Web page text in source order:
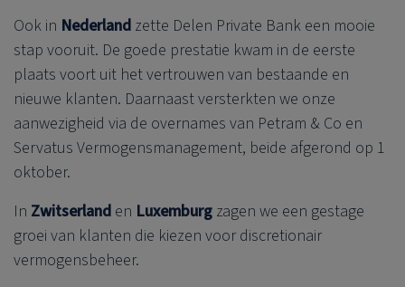
Ook in Nederland zette Delen Private Bank een mooie
stap vooruit. De goede prestatie kwam in de eerste
plaats voort uit het vertrouwen van bestaande en
nieuwe klanten. Daarnaast versterkten we onze
aanwezigheid via de overnames van Petram & Co en
Servatus Vermogensmanagement, beide afgerond op 1
oktober.
In Zwitserland en Luxemburg zagen we een gestage
groei van klanten die kiezen voor discretionair
vermogensbeheer.